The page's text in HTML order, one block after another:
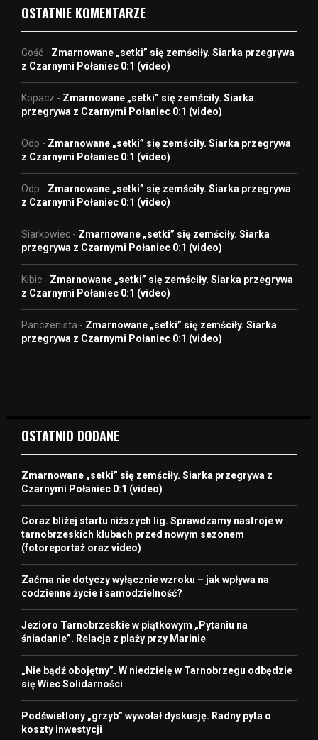
OSTATNIE KOMENTARZE
Gość - Zmarnowane „setki” się zemściły. Siarka przegrywa
z Czarnymi Połaniec 0:1 (video)
Kopacz - Zmarnowane „setki” się zemściły. Siarka
przegrywa z Czarnymi Połaniec 0:1 (video)
Odp - Zmarnowane „setki” się zemściły. Siarka przegrywa
z Czarnymi Połaniec 0:1 (video)
Odp - Zmarnowane „setki” się zemściły. Siarka przegrywa
z Czarnymi Połaniec 0:1 (video)
Siarkowiec - Zmarnowane „setki” się zemściły. Siarka
przegrywa z Czarnymi Połaniec 0:1 (video)
Kibic - Zmarnowane „setki” się zemściły. Siarka przegrywa
z Czarnymi Połaniec 0:1 (video)
Panczenista - Zmarnowane „setki” się zemściły. Siarka
przegrywa z Czarnymi Połaniec 0:1 (video)
OSTATNIO DODANE
Zmarnowane „setki” się zemściły. Siarka przegrywa z
Czarnymi Połaniec 0:1 (video)
Coraz bliżej startu niższych lig. Sprawdzamy nastroje w
tarnobrzeskich klubach przed nowym sezonem
(fotoreportaż oraz video)
Zaćma nie dotyczy wyłącznie wzroku – jak wpływa na
codzienne życie i samodzielność?
Jezioro Tarnobrzeskie w piątkowym „Pytaniu na
śniadanie”. Relacja z plaży przy Marinie
„Nie bądź obojętny”. W niedzielę w Tarnobrzegu odbędzie
się Wiec Solidarności
Podświetlony „grzyb” wywołał dyskusję. Radny pyta o
koszty inwestycji